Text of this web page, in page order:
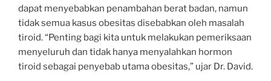
dapat menyebabkan penambahan berat badan, namun
tidak semua kasus obesitas disebabkan oleh masalah
tiroid. “Penting bagi kita untuk melakukan pemeriksaan
menyeluruh dan tidak hanya menyalahkan hormon
tiroid sebagai penyebab utama obesitas,” ujar Dr. David.